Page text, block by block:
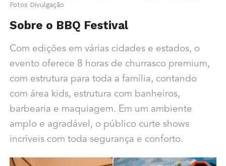
Fotos Divulgação
Sobre o BBQ Festival
Com edições em várias cidades e estados, o
evento oferece 8 horas de churrasco premium,
com estrutura para toda a família, contando
com área kids, estrutura com banheiros,
barbearia e maquiagem. Em um ambiente
amplo e agradável, o público curte shows
incríveis com toda segurança e conforto.